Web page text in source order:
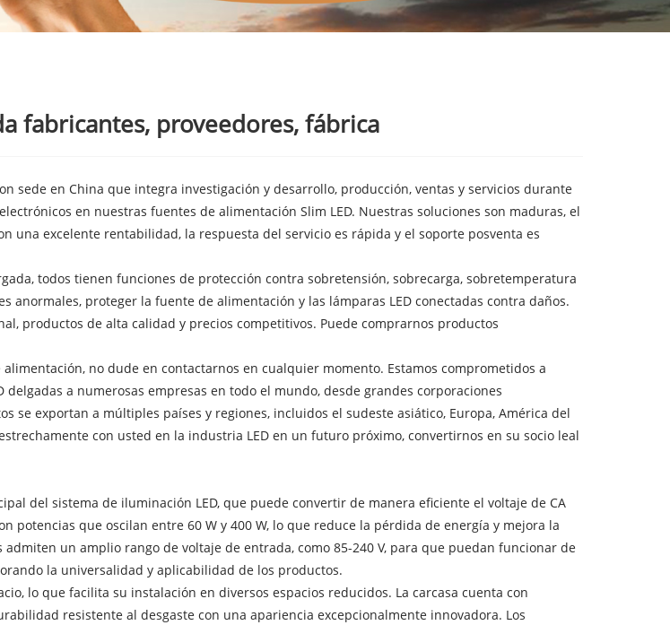
fabricantes, proveedores, fábrica
sede en China que integra investigación y desarrollo, producción, ventas y servicios durante
en nuestras fuentes de alimentación Slim LED. Nuestras soluciones son maduras, el
una excelente rentabilidad, la respuesta del servicio es rápida y el soporte posventa es
todos tienen funciones de protección contra sobretensión, sobrecarga, sobretemperatura
proteger la fuente de alimentación y las lámparas LED conectadas contra daños.
productos de alta calidad y precios competitivos. Puede comprarnos productos
no dude en contactarnos en cualquier momento. Estamos comprometidos a
a numerosas empresas en todo el mundo, desde grandes corporaciones
exportan a múltiples países y regiones, incluidos el sudeste asiático, Europa, América del
con usted en la industria LED en un futuro próximo, convertirnos en su socio leal
del sistema de iluminación LED, que puede convertir de manera eficiente el voltaje de CA
potencias que oscilan entre 60 W y 400 W, lo que reduce la pérdida de energía y mejora la
admiten un amplio rango de voltaje de entrada, como 85-240 V, para que puedan funcionar de
la universalidad y aplicabilidad de los productos.
lo que facilita su instalación en diversos espacios reducidos. La carcasa cuenta con
resistente al desgaste con una apariencia excepcionalmente innovadora. Los